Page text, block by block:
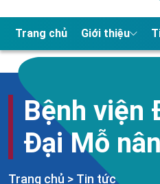
Trang chủ Giới thiệu
Bệnh viện
Đại Mỗ
Trang chủ > Tin tức